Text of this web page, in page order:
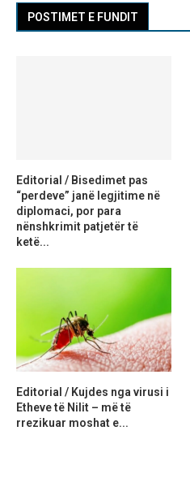
POSTIMET E FUNDIT
Editorial / Bisedimet pas
“perdeve” janë legjitime në
diplomaci, por para
nënshkrimit patjetër të
ketë...
Editorial / Kujdes nga virusi i
Etheve të Nilit – më të
rrezikuar moshat e...